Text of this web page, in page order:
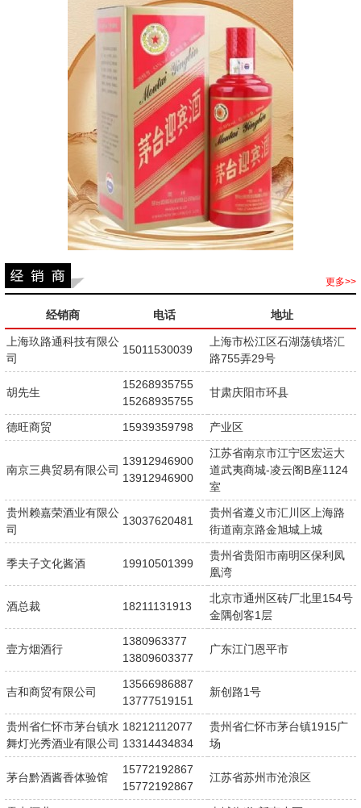
更多>>
经销商 电话 地址
上海玖路通科技有限公
司
15011530039
上海市松江区石湖荡镇塔汇
路755弄29号
胡先生
15268935755
15268935755
甘肃庆阳市环县
德旺商贸 15939359798 产业区
南京三典贸易有限公司
13912946900
13912946900
江苏省南京市江宁区宏运大
道武夷商城-凌云阁B座1124
室
贵州赖嘉荣酒业有限公
司
13037620481
贵州省遵义市汇川区上海路
街道南京路金旭城上城
季夫子文化酱酒 19910501399
贵州省贵阳市南明区保利凤
凰湾
酒总裁 18211131913
北京市通州区砖厂北里154号
金隅创客1层
壹方烟酒行
1380963377
13809603377
广东江门恩平市
吉和商贸有限公司
13566986887
13777519151
新创路1号
贵州省仁怀市茅台镇水
舞灯光秀酒业有限公司
18212112077
13314434834
贵州省仁怀市茅台镇1915广
场
茅台黔酒酱香体验馆
15772192867
15772192867
江苏省苏州市沧浪区